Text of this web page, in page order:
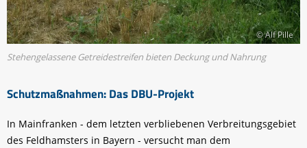
Schutzmaßnahmen: Das DBU-Projekt
© Alf Pille
Stehengelassene Getreidestreifen bieten Deckung und Nahrung
In Mainfranken - dem letzten verbliebenen Verbreitungsgebiet
des Feldhamsters in Bayern - versucht man dem